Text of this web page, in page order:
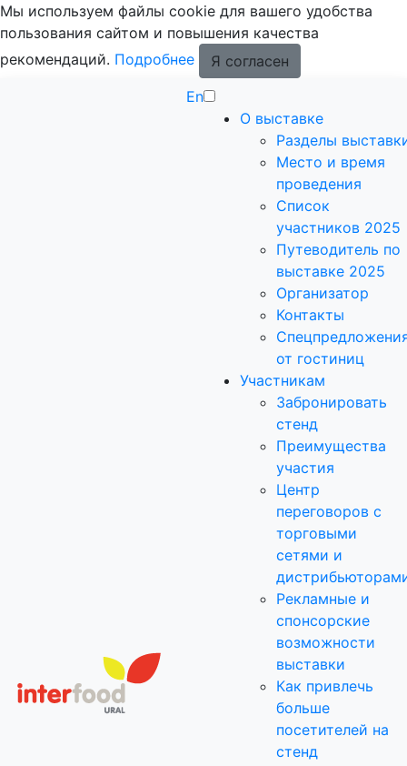
Мы используем файлы cookie для вашего удобства
пользования сайтом и повышения качества
рекомендаций. Подробнее
Я согласен
En
О выставке
Разделы
Место и время
проведения
Список
участников 2025
Путеводитель по
выставке 2025
Организатор
Контакты
от гостиниц
Участникам
Забронировать
стенд
Преимущества
участия
Центр
переговоров с
торговыми
сетями и
Рекламные и
спонсорские
возможности
выставки
Как привлечь
больше
посетителей на
стенд